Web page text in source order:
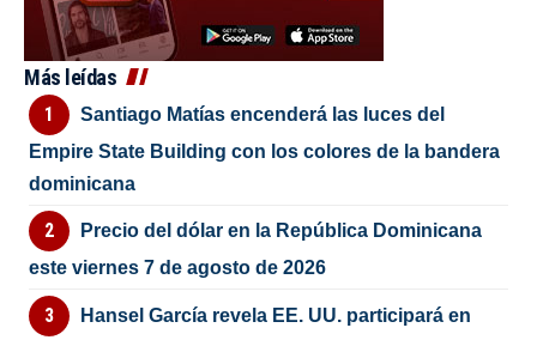
Más leídas
Santiago Matías encenderá las luces del
Empire State Building con los colores de la bandera
dominicana
Precio del dólar en la República Dominicana
este viernes 7 de agosto de 2026
Hansel García revela EE. UU. participará en